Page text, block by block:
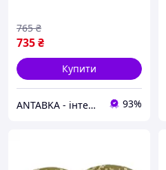
735₴
765 ₴
Купити
ANTABKA - інтернет магазин 93%